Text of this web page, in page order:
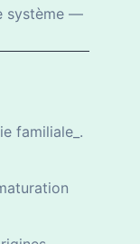
système —
familiale_.